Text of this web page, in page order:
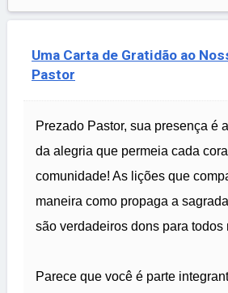
Uma Carta de Gratidão ao
Pastor
Prezado Pastor, sua presença é
da alegria que permeia cada
comunidade! As lições que
maneira como propaga a
são verdadeiros dons para todos
Parece que você é parte